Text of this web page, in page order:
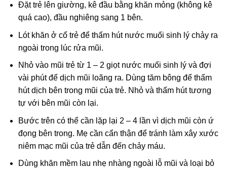
Đặt trẻ lên giường, kê đầu bằng khăn mỏng (không kê
quá cao), đầu nghiêng sang 1 bên.
Lót khăn ở cổ trẻ để thấm hút nước muối sinh lý chảy ra
ngoài trong lúc rửa mũi.
Nhỏ vào mũi trẻ từ 1 – 2 giọt nước muối sinh lý và đợi
vài phút để dịch mũi loãng ra. Dùng tăm bông để thấm
hút dịch bên trong mũi của trẻ. Nhỏ và thấm hút tương
tự với bên mũi còn lại.
Bước trên có thể cần lặp lại 2 – 4 lần vì dịch mũi còn ứ
đọng bên trong. Mẹ cần cẩn thận để tránh làm xây xước
niêm mạc mũi của trẻ dẫn đến chảy máu.
Dùng khăn mềm lau nhẹ nhàng ngoài lỗ mũi và loại bỏ